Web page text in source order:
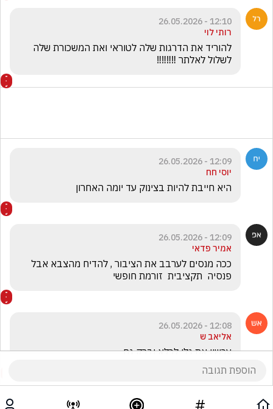
12:10 - 26.05.2026
רותי לוי
לשלול לאלתר ‼️‼️‼️‼️
12:09 - 26.05.2026
יוסי חח
היא חייבת להיות בצינוק עד יומה האחרון
12:09 - 26.05.2026
אמיר פדאי
פנסיה  תקציבית  זורמת חופשי
12:08 - 26.05.2026
אליאב ש
עכשיו את גלי לכלא וברק גם